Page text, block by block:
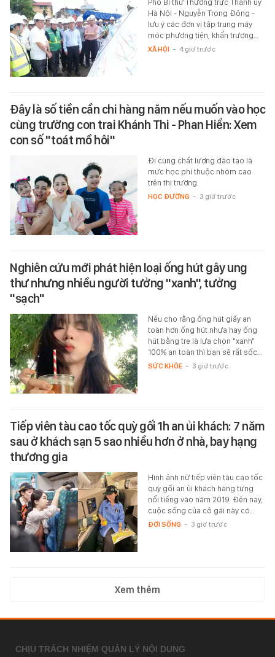
Phó Bí thư Thường trực Thành ủy
Hà Nội - Nguyễn Trọng Đông -
lưu ý các đơn vị tập trung máy
móc phương tiện, khẩn trương…
XÃ HỘI - 4 giờ trước
Đây là số tiền cần chi hàng năm nếu muốn vào học
cùng trường con trai Khánh Thi - Phan Hiển: Xem
con số "toát mồ hôi"
Đi cùng chất lượng đào tạo là
mức học phí thuộc nhóm cao
trên thị trường.
HỌC ĐƯỜNG - 3 giờ trước
Nghiên cứu mới phát hiện loại ống hút gây ung
thư nhưng nhiều người tưởng "xanh", tưởng
"sạch"
Nếu cho rằng ống hút giấy an
toàn hơn ống hút nhựa hay ống
hút bằng tre là lựa chọn "xanh"
100% an toàn thì bạn sẽ rất sốc…
SỨC KHỎE - 3 giờ trước
Tiếp viên tàu cao tốc quỳ gối 1h an ủi khách: 7 năm
sau ở khách sạn 5 sao nhiều hơn ở nhà, bay hạng
thương gia
Hình ảnh nữ tiếp viên tàu cao tốc
quỳ gối an ủi khách hàng từng
nổi tiếng vào năm 2019. Đến nay,
cuộc sống của cô gái này có…
ĐỜI SỐNG - 3 giờ trước
Xem thêm
CHỊU TRÁCH NHIỆM QUẢN LÝ NỘI DUNG